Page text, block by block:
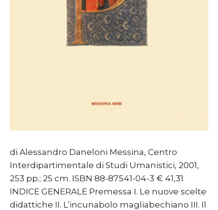
di Alessandro Daneloni Messina, Centro
Interdipartimentale di Studi Umanistici, 2001,
253 pp.; 25 cm. ISBN 88-87541-04-3 € 41,31
INDICE GENERALE Premessa I. Le nuove scelte
didattiche II. L’incunabolo magliabechiano III. Il